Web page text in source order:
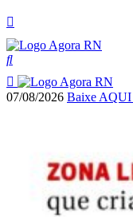
07/08/2026 Baixe AQUI